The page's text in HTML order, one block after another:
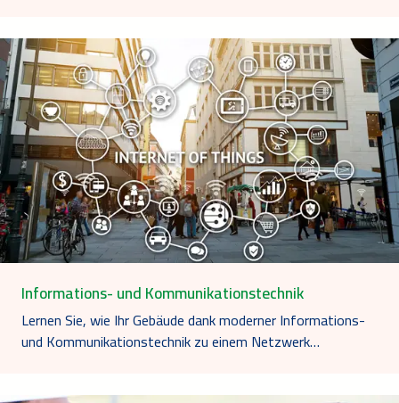
Informations- und Kommunikationstechnik
Lernen Sie, wie Ihr Gebäude dank moderner Informations-
und Kommunikationstechnik zu einem Netzwerk…